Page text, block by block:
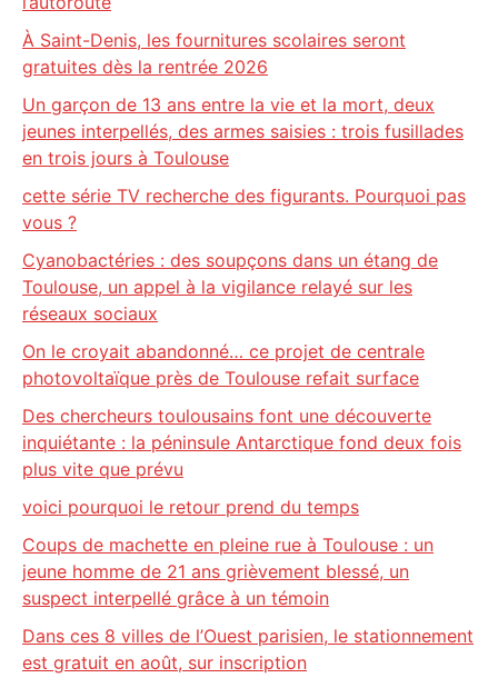
À Saint-Denis, les fournitures scolaires seront
gratuites dès la rentrée 2026
Un garçon de 13 ans entre la vie et la mort, deux
jeunes interpellés, des armes saisies : trois fusillades
en trois jours à Toulouse
cette série TV recherche des figurants. Pourquoi pas
vous ?
Cyanobactéries : des soupçons dans un étang de
Toulouse, un appel à la vigilance relayé sur les
réseaux sociaux
On le croyait abandonné… ce projet de centrale
photovoltaïque près de Toulouse refait surface
Des chercheurs toulousains font une découverte
inquiétante : la péninsule Antarctique fond deux fois
plus vite que prévu
voici pourquoi le retour prend du temps
Coups de machette en pleine rue à Toulouse : un
jeune homme de 21 ans grièvement blessé, un
suspect interpellé grâce à un témoin
Dans ces 8 villes de l’Ouest parisien, le stationnement
est gratuit en août, sur inscription